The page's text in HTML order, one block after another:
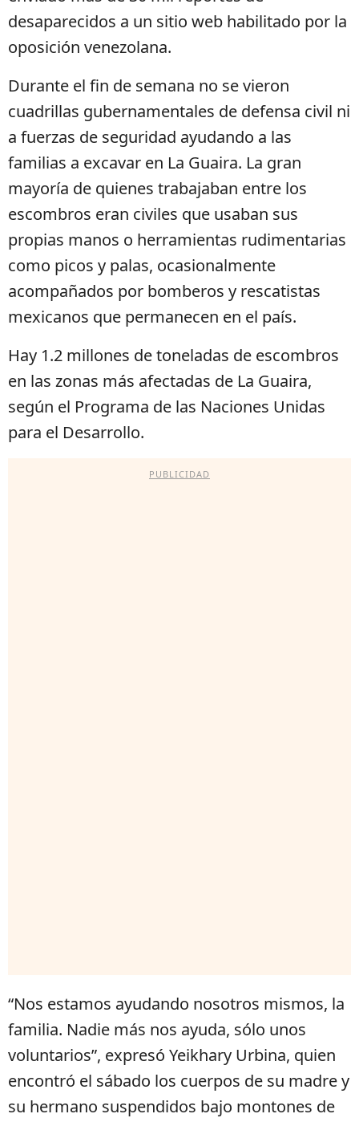
desaparecidos a un sitio web habilitado por la
oposición venezolana.
Durante el fin de semana no se vieron
cuadrillas gubernamentales de defensa civil ni
a fuerzas de seguridad ayudando a las
familias a excavar en La Guaira. La gran
mayoría de quienes trabajaban entre los
escombros eran civiles que usaban sus
propias manos o herramientas rudimentarias
como picos y palas, ocasionalmente
acompañados por bomberos y rescatistas
mexicanos que permanecen en el país.
Hay 1.2 millones de toneladas de escombros
en las zonas más afectadas de La Guaira,
según el Programa de las Naciones Unidas
para el Desarrollo.
PUBLICIDAD
“Nos estamos ayudando nosotros mismos, la
familia. Nadie más nos ayuda, sólo unos
voluntarios”, expresó Yeikhary Urbina, quien
encontró el sábado los cuerpos de su madre y
su hermano suspendidos bajo montones de